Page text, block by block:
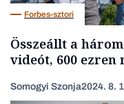
Forbes-sztori
Összeállt a
videót, 600 ezren
Somogyi Szonja2024. 8.